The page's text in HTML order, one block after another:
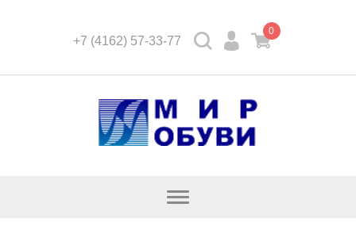
+7 (4162) 57-33-77
0
Открыть